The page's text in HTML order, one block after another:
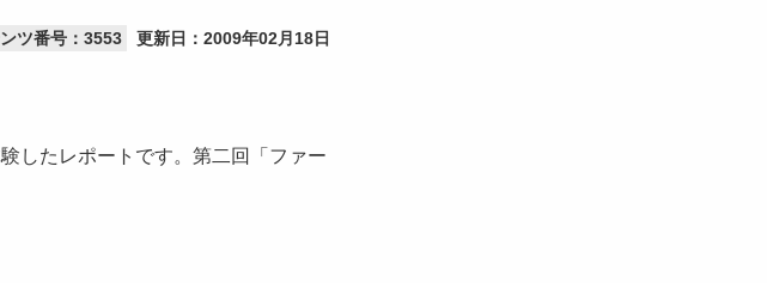
ツ番号：3553 更新日： 2009年02月18日
したレポートです。第二回「ファー